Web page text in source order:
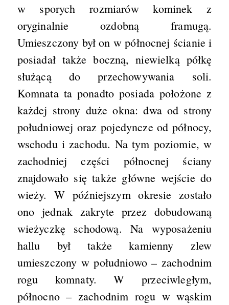
w sporych rozmiarów kominek z
oryginalnie ozdobną framugą.
Umieszczony był on w północnej ścianie i
posiadał także boczną, niewielką półkę
służącą do przechowywania soli.
Komnata ta ponadto posiada położone z
każdej strony duże okna: dwa od strony
południowej oraz pojedyncze od północy,
wschodu i zachodu. Na tym poziomie, w
zachodniej części północnej ściany
znajdowało się także główne wejście do
wieży. W późniejszym okresie zostało
ono jednak zakryte przez dobudowaną
wieżyczkę schodową. Na wyposażeniu
hallu był także kamienny zlew
umieszczony w południowo – zachodnim
rogu komnaty. W przeciwległym,
północno – zachodnim rogu w wąskim